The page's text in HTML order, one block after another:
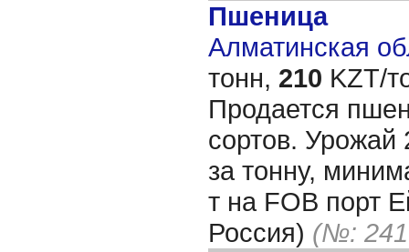
Пшеница
Алматинская
тонн, 210 KZT/
Продается
сортов. Урожай
за тонну,
т на FOB порт
Россия) (№: